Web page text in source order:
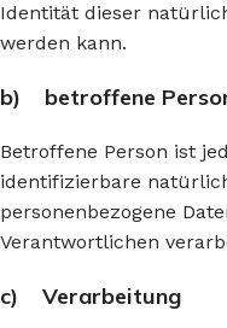
Identität dieser
werden kann.
b) betroffene
Betroffene Person ist
identifizierbare
personenbezogene
Verantwortlichen
c) Verarbeitung